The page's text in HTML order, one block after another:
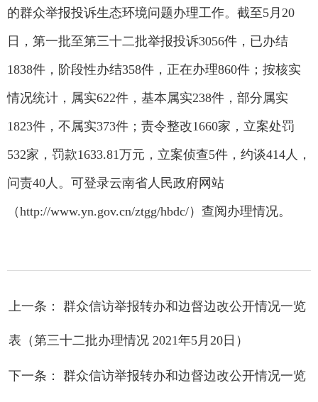
的群众举报投诉生态环境问题办理工作。截至5月20
日，第一批至第三十二批举报投诉3056件，已办结
1838件，阶段性办结358件，正在办理860件；按核实
情况统计，属实622件，基本属实238件，部分属实
1823件，不属实373件；责令整改1660家，立案处罚
532家，罚款1633.81万元，立案侦查5件，约谈414人，
问责40人。可登录云南省人民政府网站
（http://www.yn.gov.cn/ztgg/hbdc/）查阅办理情况。
上一条： 群众信访举报转办和边督边改公开情况一览
表（第三十二批办理情况 2021年5月20日）
下一条： 群众信访举报转办和边督边改公开情况一览